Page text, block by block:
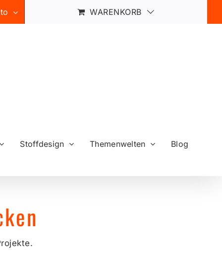
WARENKORB
Stoffdesign Themenwelten Blog